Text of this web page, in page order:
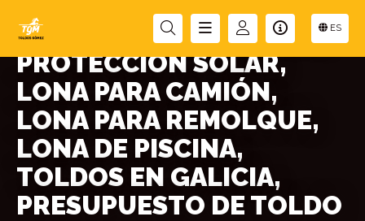
ES
TOLDOS, CARPAS, LONA,
PROTECCIÓN SOLAR,
LONA PARA CAMIÓN,
LONA PARA REMOLQUE,
LONA DE PISCINA,
TOLDOS EN GALICIA,
PRESUPUESTO DE TOLDO